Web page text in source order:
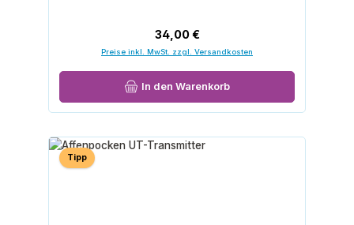
Regulärer Preis:
34,00 €
Preise inkl. MwSt. zzgl. Versandkosten
In den Warenkorb
Tipp